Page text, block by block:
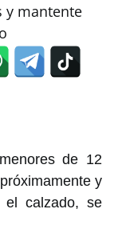
y mantente
de 12
y
calzado, se